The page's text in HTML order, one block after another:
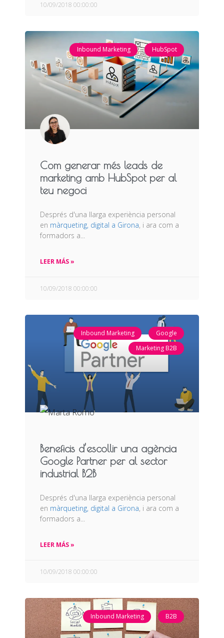
10/09/2018 00:00:00
Inbound Marketing HubSpot
Com generar més leads de
marketing amb HubSpot per al
teu negoci
Després d'una llarga experiència personal
en màrqueting, digital a Girona, i ara com a
formadors a...
LEER MÁS »
10/09/2018 00:00:00
Inbound Marketing
Google
Marketing B2B
Beneficis d’escollir una agència
Google Partner per al sector
industrial B2B
Després d'una llarga experiència personal
en màrqueting, digital a Girona, i ara com a
formadors a...
LEER MÁS »
10/09/2018 00:00:00
Inbound Marketing B2B